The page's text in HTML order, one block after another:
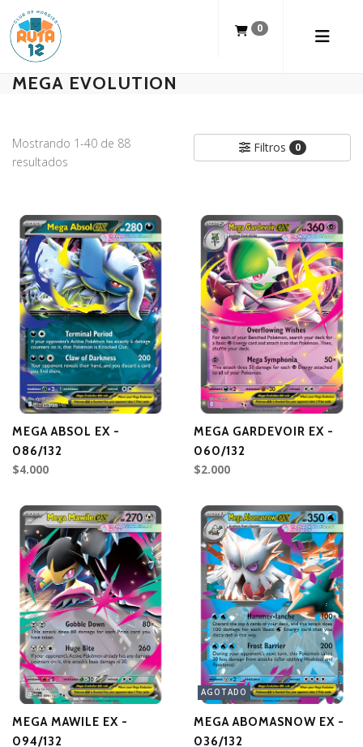
0
MEGA EVOLUTION
Mostrando 1-40 de 88
resultados
Filtros 0
MEGA ABSOL EX -
086/132
$4.000
MEGA GARDEVOIR EX -
060/132
$2.000
MEGA MAWILE EX -
094/132
AGOTADO
MEGA ABOMASNOW EX -
036/132